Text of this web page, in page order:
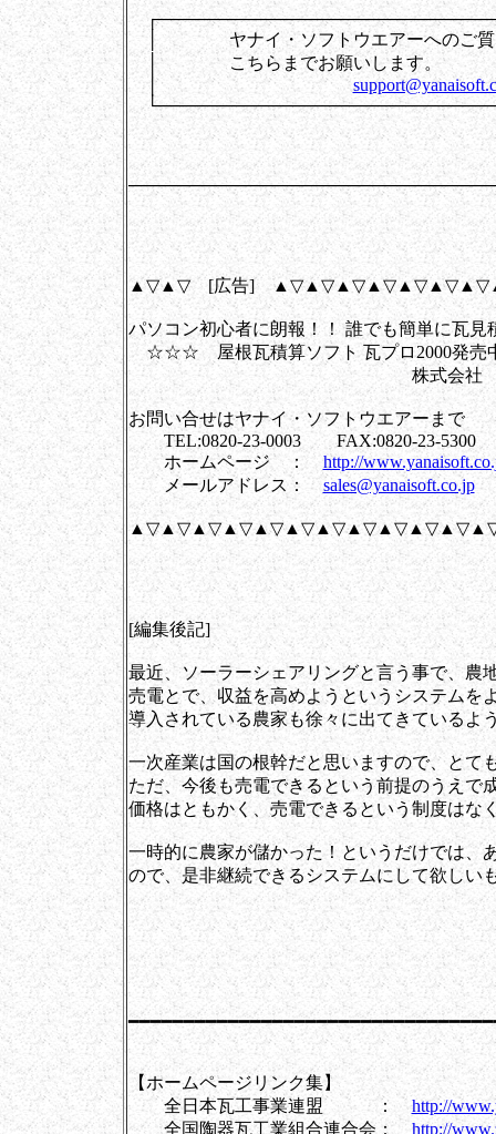
│ ヤナイ・ソフトウエアーへのご
│ こちらまでお
│
▲▽▲▽ [広告]
パソコン初心者に朗報！！ 誰でも簡単に瓦見
☆☆☆ 屋根瓦積算ソフト 瓦プロ2000発
株式会社 ヤナイ・ソ
お問い合せはヤナイ・ソフトウエアーまで
TEL:0820-23-0003 FAX:0820-23-5300
ホームページ ： http://
メールアドレス： sales@yanaisoft.co.jp
[編集後記]
最近、ソーラーシェアリングと言う事で、農
売電とで、収益を高めようというシステムを
導入されている農家も徐々に出てきているよ
一次産業は国の根幹だと思いますので、とて
ただ、今後も売電できるという前提のうえで
価格はともかく、売電できるという制度はな
一時的に農家が儲かった！というだけでは、
ので、是非継続できるシステムにして欲しい
[岩
【ホームページリンク集】
全日本瓦工事業連盟 ：http://
全国陶器瓦工業組合連合会： http://